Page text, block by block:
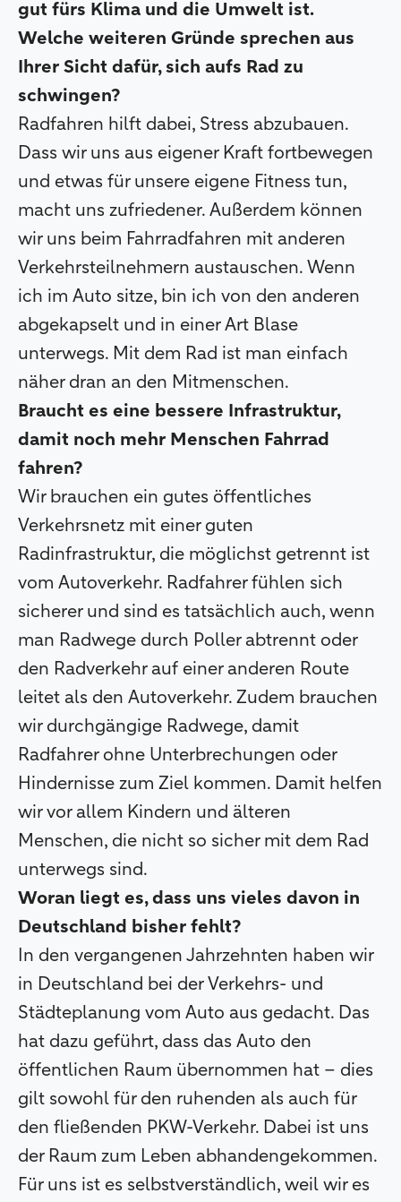
gut fürs Klima und die Umwelt ist.
Welche weiteren Gründe sprechen aus
Ihrer Sicht dafür, sich aufs Rad zu
schwingen?
Radfahren hilft dabei, Stress abzubauen.
Dass wir uns aus eigener Kraft fortbewegen
und etwas für unsere eigene Fitness tun,
macht uns zufriedener. Außerdem können
wir uns beim Fahrradfahren mit anderen
Verkehrsteilnehmern austauschen. Wenn
ich im Auto sitze, bin ich von den anderen
abgekapselt und in einer Art Blase
unterwegs. Mit dem Rad ist man einfach
näher dran an den Mitmenschen.
Braucht es eine bessere Infrastruktur,
damit noch mehr Menschen Fahrrad
fahren?
Wir brauchen ein gutes öffentliches
Verkehrsnetz mit einer guten
Radinfrastruktur, die möglichst getrennt ist
vom Autoverkehr. Radfahrer fühlen sich
sicherer und sind es tatsächlich auch, wenn
man Radwege durch Poller abtrennt oder
den Radverkehr auf einer anderen Route
leitet als den Autoverkehr. Zudem brauchen
wir durchgängige Radwege, damit
Radfahrer ohne Unterbrechungen oder
Hindernisse zum Ziel kommen. Damit helfen
wir vor allem Kindern und älteren
Menschen, die nicht so sicher mit dem Rad
unterwegs sind.
Woran liegt es, dass uns vieles davon in
Deutschland bisher fehlt?
In den vergangenen Jahrzehnten haben wir
in Deutschland bei der Verkehrs- und
Städteplanung vom Auto aus gedacht. Das
hat dazu geführt, dass das Auto den
öffentlichen Raum übernommen hat – dies
gilt sowohl für den ruhenden als auch für
den fließenden PKW-Verkehr. Dabei ist uns
der Raum zum Leben abhandengekommen.
Für uns ist es selbstverständlich, weil wir es